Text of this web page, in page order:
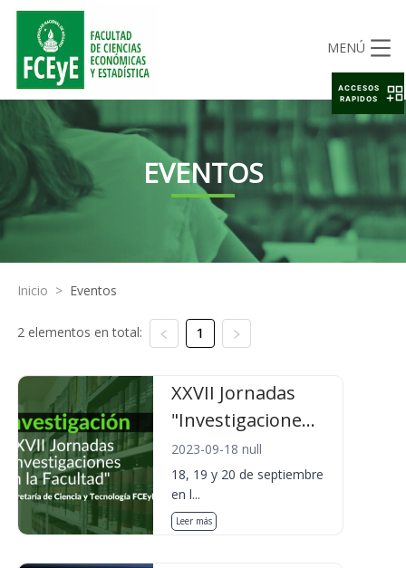
MENÚ
EVENTOS
Inicio > Eventos
2 elementos en total: 1
XXVII Jornadas
"Investigacione...
2023-09-18 null
18, 19 y 20 de septiembre
en l...
Leer más
ACCESOS
RAPIDOS